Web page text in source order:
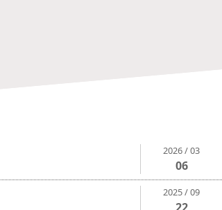
2026 / 03
06
2025 / 09